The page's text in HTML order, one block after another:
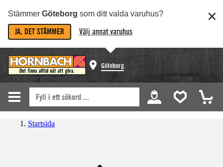
Stämmer Göteborg som ditt valda varuhus?
JA, DET STÄMMER Välj annat varuhus
Göteborg
Startsida